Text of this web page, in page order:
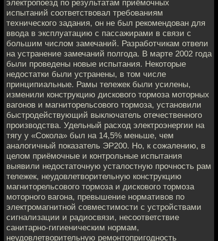
электропоезд по результатам приёмочных
испытаний соответствовал требованиям
технического задания, он не был рекомендован для
ввода в эксплуатацию с пассажирами в связи с
большим числом замечаний. Разработчикам отвели
на устранение замечаний полгода. В марте 2002 года
были проведены новые испытания. Некоторые
недостатки были устранены, в том числе
принципиальные. Рамы тележек были усилены,
изменили конструкцию дискового тормоза моторных
вагонов и магниторельсового тормоза, установили
быстродействующий выключатель отечественного
производства. Удельный расход электроэнергии на
тягу у «Сокола» был на 14,5% меньше, чем
аналогичный показатель ЭР200. Но, к сожалению, в
целом приёмочные и контрольные испытания
выявили недостаточную усталостную прочность рам
тележек, неудовлетворительную конструкцию
магниторельсового тормоза и дискового тормоза
моторного вагона, превышение нормативов по
электромагнитной совместимости с устройствами
сигнализации и радиосвязи, несоответствие
санитарно-гигиеническим нормам,
неудовлетворительную ремонтопригодность